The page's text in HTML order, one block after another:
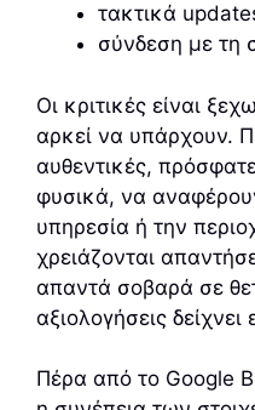
τακτικά
σύνδεση με τη
Οι κριτικές είναι
αρκεί να υπάρχουν.
αυθεντικές,
φυσικά, να
υπηρεσία ή την
χρειάζονται
απαντά σοβαρά σε
αξιολογήσεις
Πέρα από το Google